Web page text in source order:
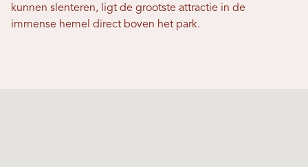
kunnen slenteren, ligt de grootste attractie in de
immense hemel direct boven het park.